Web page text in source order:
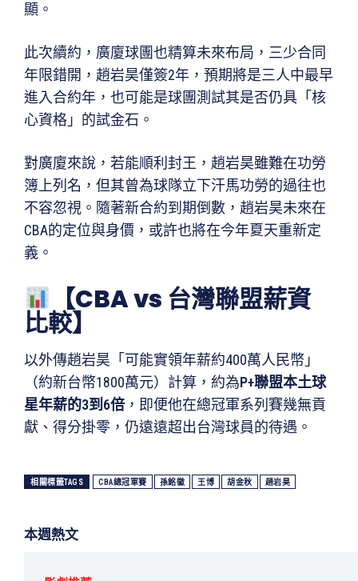
顯。
此次續約，廣廈球團也精算未來布局，三少合同
年限錯開，趙岩昊僅簽2年，預期將是三人中最早
進入合約年，也可能是球團測試其是否仍具「核
心資格」的試金石。
對廣廈來說，若能順利封王，趙岩昊雖難在功勞
簿上列名，但其曾為球隊立下汗馬功勞的過往也
不容忽視。隨著新合約到期倒數，趙岩昊未來在
CBA的定位與身價，或許也將在今年夏天重新定
義。
【CBA vs 台灣聯盟薪資
比較】
以外傳趙岩昊「可能實領年薪約400萬人民幣」
（約新台幣1800萬元）計算，約為P+聯盟本土球
星年薪的3到6倍 ，即便他在總冠軍系列賽幾無貢
獻、得分掛零，仍遠遠超出台灣球員的待遇。
相關標籤TAGS CBA總冠軍賽 孫銘徽 王博 胡金秋 趙岩昊
本週熱文